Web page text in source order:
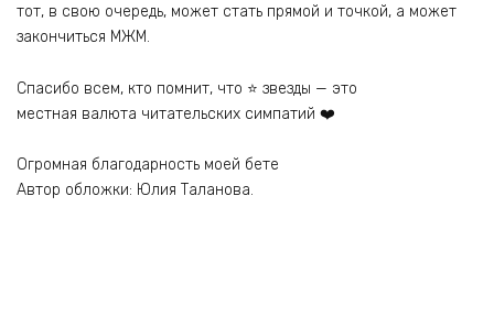
тот, в свою очередь, может стать прямой и точкой, а может
закончиться МЖМ.
Спасибо всем, кто помнит, что ⭐ звезды — это
местная валюта читательских симпатий ❤️
Огромная благодарность моей бете
Автор обложки: Юлия Таланова.